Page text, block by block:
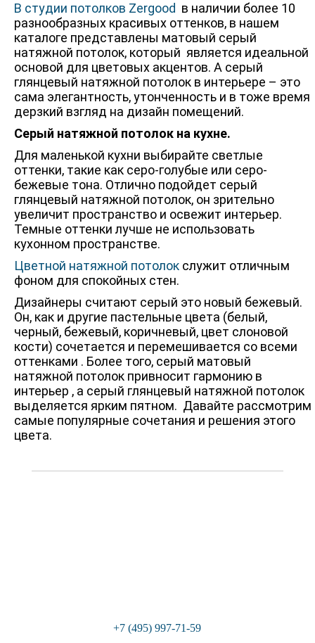
В студии потолков Zergood в наличии более 10
разнообразных красивых оттенков, в нашем
каталоге представлены матовый серый
натяжной потолок, который является идеальной
основой для цветовых акцентов. А серый
глянцевый натяжной потолок в интерьере – это
сама элегантность, утонченность и в тоже время
дерзкий взгляд на дизайн помещений.
Серый натяжной потолок на кухне.
Для маленькой кухни выбирайте светлые
оттенки, такие как серо-голубые или серо-
бежевые тона. Отлично подойдет серый
глянцевый натяжной потолок, он зрительно
увеличит пространство и освежит интерьер.
Темные оттенки лучше не использовать
кухонном пространстве.
Цветной натяжной потолок служит отличным
фоном для спокойных стен.
Дизайнеры считают серый это новый бежевый.
Он, как и другие пастельные цвета (белый,
черный, бежевый, коричневый, цвет слоновой
кости) сочетается и перемешивается со всеми
оттенками . Более того, серый матовый
натяжной потолок привносит гармонию в
интерьер , а серый глянцевый натяжной потолок
выделяется ярким пятном. Давайте рассмотрим
самые популярные сочетания и решения этого
цвета.
+7 (495) 997-71-59